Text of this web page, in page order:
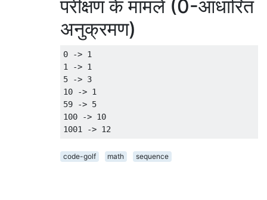
परीक्षण के मामले (0-आधारित
अनुक्रमण)
0 -> 1
1 -> 1
5 -> 3
10 -> 1
59 -> 5
100 -> 10
code-golf math sequence